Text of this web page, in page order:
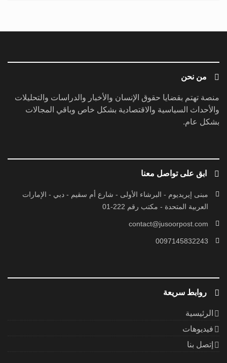
من نحن
منصة تهتم بقضايا حقوق الإنسان والأخبار والدراسات والتحليلات
والأحداث السياسية والاقتصادية بشكل خاص وباقي المجالات
بشكل عام.
ابق على تواصل معنا
مبنى إيريديوم - البرشاء الأولى - شارع أم سقيم - دبي - الإمارات
العربية المتحدة - مكتب رقم 222-01
contact@jusoorpost.com
0097145832243
روابط سريعة
الرئيسية
فيديوهات
إتصل بنا